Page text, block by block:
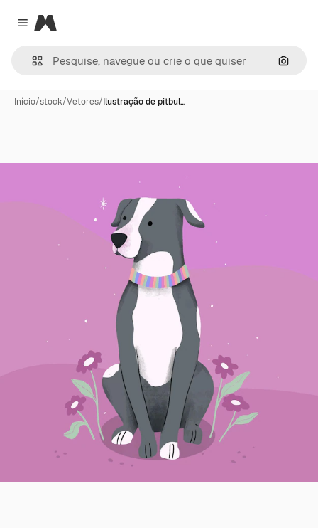
Close menu
Magnific
Início/stock/Vetores/Ilustração de pitbul…